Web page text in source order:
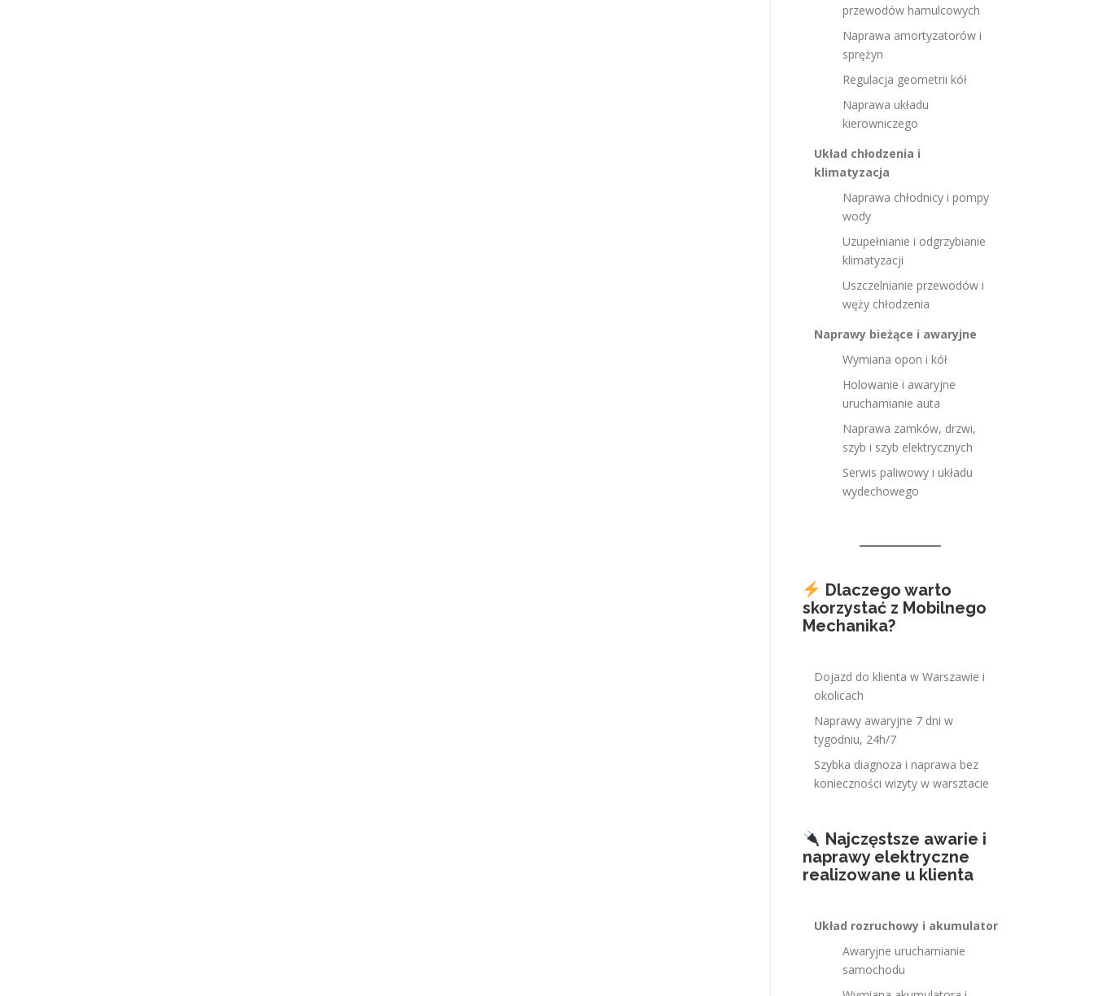
przewodów hamulcowych
Naprawa amortyzatorów i
sprężyn
Regulacja geometrii kół
Naprawa układu
kierowniczego
Układ chłodzenia i
klimatyzacja
Naprawa chłodnicy i pompy
wody
Uzupełnianie i odgrzybianie
klimatyzacji
Uszczelnianie przewodów i
węży chłodzenia
Naprawy bieżące i awaryjne
Wymiana opon i kół
Holowanie i awaryjne
uruchamianie auta
Naprawa zamków, drzwi,
szyb i szyb elektrycznych
Serwis paliwowy i układu
wydechowego
Dlaczego warto
skorzystać z Mobilnego
Mechanika?
Dojazd do klienta w Warszawie i
okolicach
Naprawy awaryjne 7 dni w
tygodniu, 24h/7
Szybka diagnoza i naprawa bez
konieczności wizyty w warsztacie
Najczęstsze awarie i
naprawy elektryczne
realizowane u klienta
Układ rozruchowy i akumulator
Awaryjne uruchamianie
samochodu